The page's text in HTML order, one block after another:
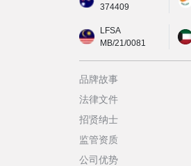
374409
LFSA
MB/21/0081
品牌故事
法律文件
招贤纳士
监管资质
公司优势